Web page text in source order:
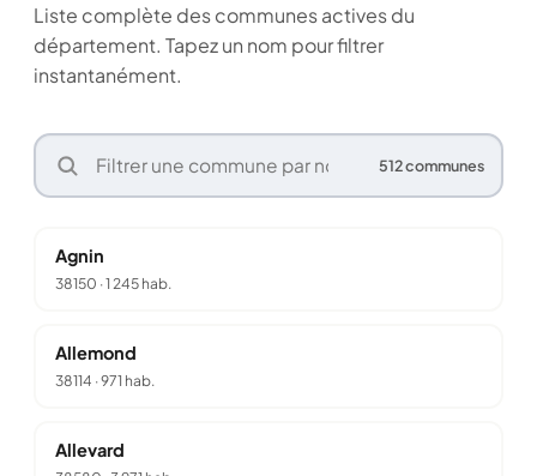
Liste complète des communes actives du
département. Tapez un nom pour filtrer
instantanément.
512 communes
Agnin
38150 ·1 245 hab.
Allemond
38114 ·971 hab.
Allevard